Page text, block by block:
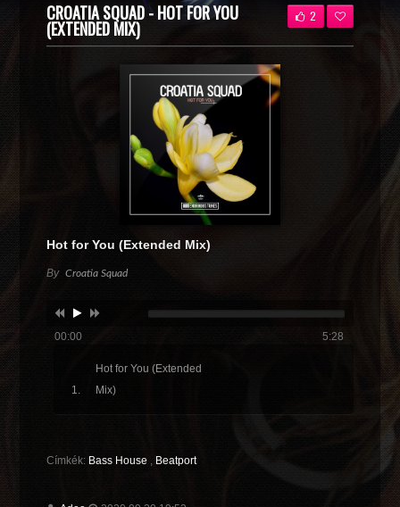
CROATIA SQUAD - HOT FOR YOU
(EXTENDED MIX)
2
Hot for You (Extended Mix)
By Croatia Squad
00:00 5:28
Hot for You (Extended
Mix)
Címkék: Bass House , Beatport